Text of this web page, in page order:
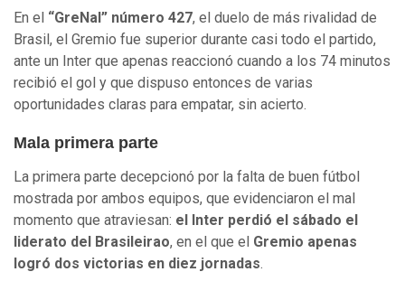
En el “GreNal” número 427, el duelo de más rivalidad de
Brasil, el Gremio fue superior durante casi todo el partido,
ante un Inter que apenas reaccionó cuando a los 74 minutos
recibió el gol y que dispuso entonces de varias
oportunidades claras para empatar, sin acierto.
Mala primera parte
La primera parte decepcionó por la falta de buen fútbol
mostrada por ambos equipos, que evidenciaron el mal
momento que atraviesan: el Inter perdió el sábado el
liderato del Brasileirao, en el que el Gremio apenas
logró dos victorias en diez jornadas.